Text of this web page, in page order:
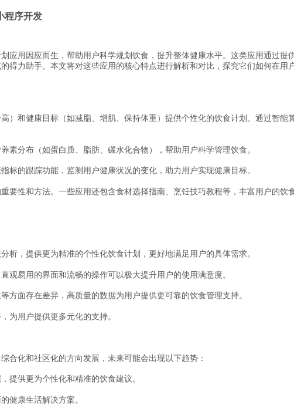
程序开发
应用因应而生，帮助用户科学规划饮食，提升整体健康水平。这类应用通过提
得力助手。本文将对这些应用的核心特点进行解析和对比，探究它们如何在用
）和健康目标（如减脂、增肌、保持体重）提供个性化的饮食计划。通过智能
分布（如蛋白质、脂肪、碳水化合物），帮助用户科学管理饮食。
的跟踪功能，监测用户健康状况的变化，助力用户实现健康目标。
性和方法。一些应用还包含食材选择指南、烹饪技巧教程等，丰富用户的饮食
，提供更为精准的个性化饮食计划，更好地满足用户的具体需求。
观易用的界面和流畅的操作可以极大提升用户的使用满意度。
面存在差异，高质量的数据为用户提供更可靠的饮食管理支持。
为用户提供更多元化的支持。
合化和社区化的方向发展，未来可能会出现以下趋势：
提供更为个性化和精准的饮食建议。
健康生活解决方案。